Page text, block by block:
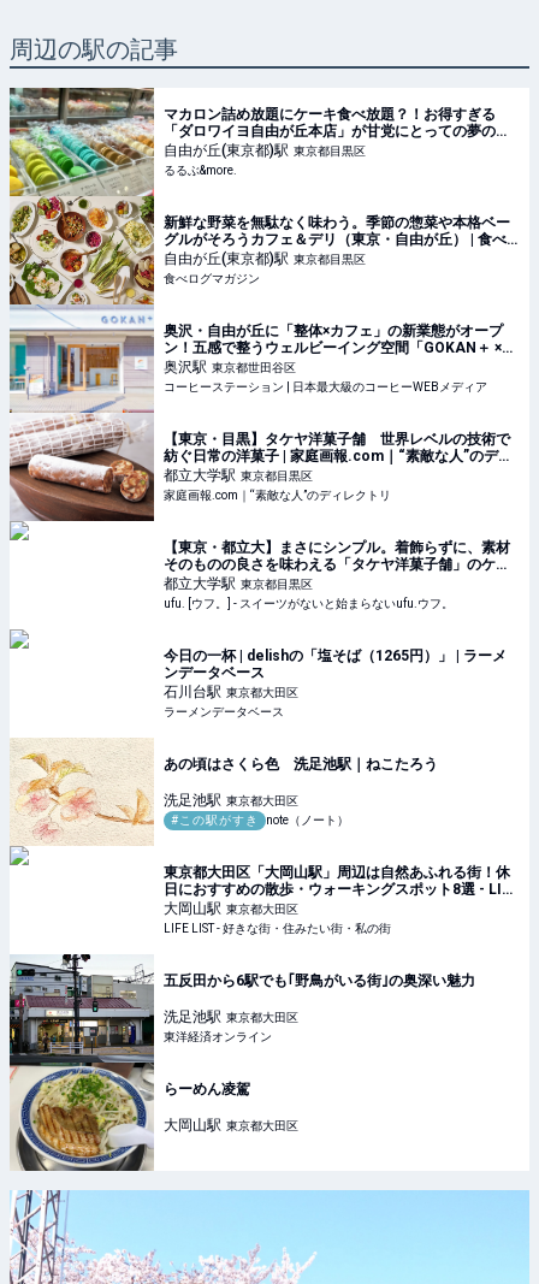
周辺の駅の記事
マカロン詰め放題にケーキ食べ放題？！お得すぎる
「ダロワイヨ自由が丘本店」が甘党にとっての夢の国
だった｜るるぶ&more.
自由が丘(東京都)駅 東京都目黒区
るるぶ&more.
新鮮な野菜を無駄なく味わう。季節の惣菜や本格ベー
グルがそろうカフェ＆デリ（東京・自由が丘） | 食べ
ログマガジン
自由が丘(東京都)駅 東京都目黒区
食べログマガジン
奥沢・自由が丘に「整体×カフェ」の新業態がオープ
ン！五感で整うウェルビーイング空間「GOKAN＋ ×
ORANGE BANANA COFFEE」 | コーヒーステーショ
ン
奥沢駅 東京都世田谷区
コーヒーステーション | 日本最大級のコーヒーWEBメディア
【東京・目黒】タケヤ洋菓子舗 世界レベルの技術で
紡ぐ日常の洋菓子 | 家庭画報.com｜“素敵な人”のディ
レクトリ
都立大学駅 東京都目黒区
家庭画報.com｜“素敵な人”のディレクトリ
【東京・都立大】まさにシンプル。着飾らずに、素材
そのものの良さを味わえる「タケヤ洋菓子舗」のケー
キ - ufu. [ウフ。]
都立大学駅 東京都目黒区
ufu. [ウフ。] - スイーツがないと始まらないufu.ウフ。
今日の一杯 | delishの「塩そば（1265円）」 | ラーメ
ンデータベース
石川台駅 東京都大田区
ラーメンデータベース
あの頃はさくら色 洗足池駅｜ねこたろう
洗足池駅 東京都大田区
#この駅がすき
note（ノート）
東京都大田区「大岡山駅」周辺は自然あふれる街！休
日におすすめの散歩・ウォーキングスポット8選 - LIFE
LIST - 好きな街・住みたい街・私の街
大岡山駅 東京都大田区
LIFE LIST - 好きな街・住みたい街・私の街
五反田から6駅でも｢野鳥がいる街｣の奥深い魅力
洗足池駅 東京都大田区
東洋経済オンライン
らーめん凌駕
大岡山駅 東京都大田区